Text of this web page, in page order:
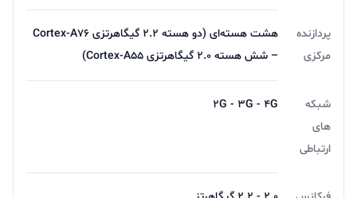
پردازنده
مرکزی
هشت هسته‌ای (دو هسته ۲.۲ گیگاهرتزی Cortex-A76
– شش هسته ۲.۰ گیگاهرتزی Cortex-A55)
شبکه
های
ارتباطی
2G - 3G - 4G